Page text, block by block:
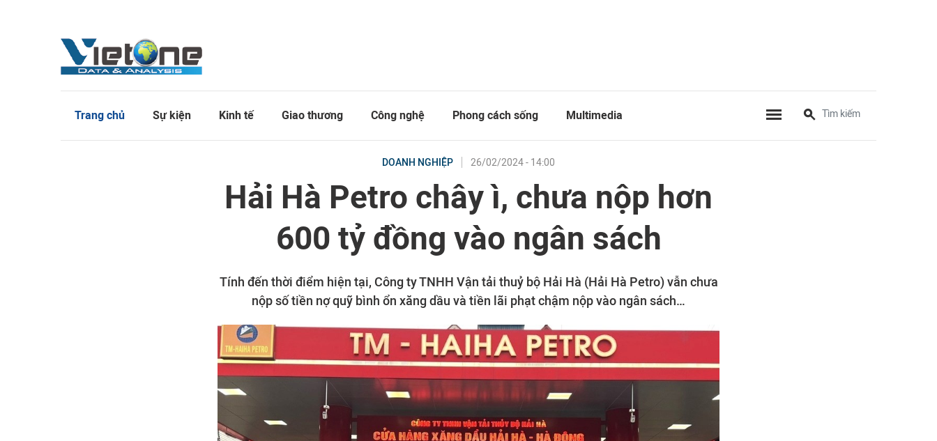
Trang chủ Sự kiện Kinh tế Giao thương Công nghệ Phong cách sống Multimedia
DOANH NGHIỆP 26/02/2024 - 14:00
Hải Hà Petro chây ì, chưa nộp hơn
600 tỷ đồng vào ngân sách
Tính đến thời điểm hiện tại, Công ty TNHH Vận tải thuỷ bộ Hải Hà (Hải Hà Petro) vẫn chưa
nộp số tiền nợ quỹ bình ổn xăng dầu và tiền lãi phạt chậm nộp vào ngân sách…